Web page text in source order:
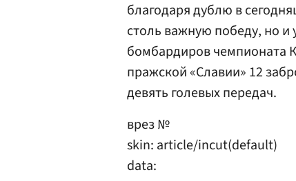
благодаря дублю в
столь важную победу, но и
бомбардиров чемпионата
пражской «Славии» 12
девять голевых передач.
врез №
skin: article/incut(default)
data: